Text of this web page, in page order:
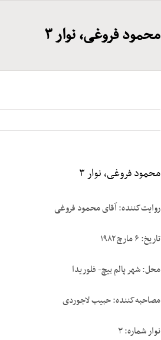
محمود فروغی، نوار ۳
محمود فروغی، نوار ۳
روایت‌کننده: آقای محمود فروغی
تاریخ: ۶ مارچ ۱۹۸۲
محل: شهر پالم بیچ- فلوریدا
مصاحبه‌کننده: حبیب لاجوردی
نوار شماره: ۳